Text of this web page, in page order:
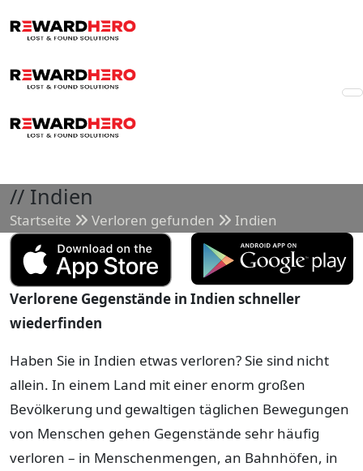
// Indien
Startseite Verloren gefunden Indien
Verlorene Gegenstände in Indien schneller
wiederfinden
Haben Sie in Indien etwas verloren? Sie sind nicht
allein. In einem Land mit einer enorm großen
Bevölkerung und gewaltigen täglichen Bewegungen
von Menschen gehen Gegenstände sehr häufig
verloren – in Menschenmengen, an Bahnhöfen, in